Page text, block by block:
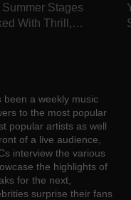
Stages
With Thrill,
been a weekly music
to the most popular
popular artists as well
of a live audience,
interview the various
the highlights of
for the next,
surprise their fans